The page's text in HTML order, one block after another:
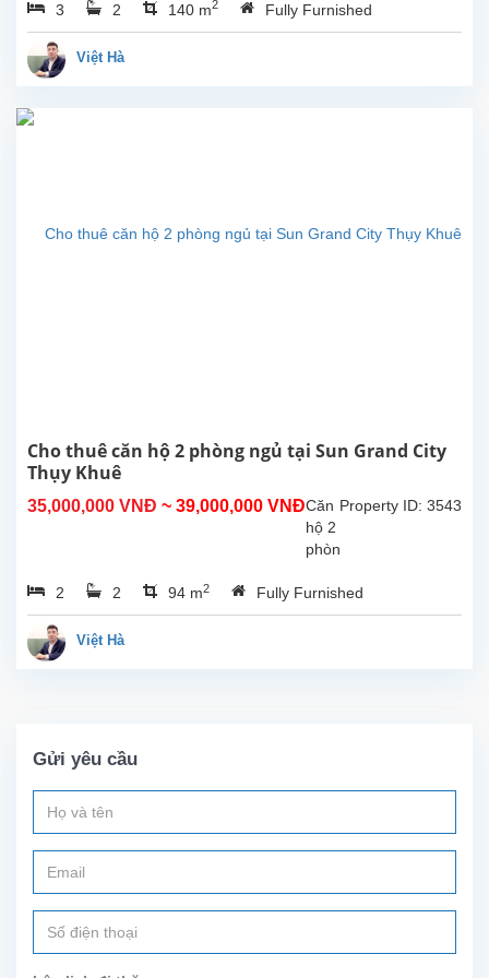
đẹp
ở
Tây
ngủ,
tắm,
bếp
khép
2...
3 2 140 m2 Fully Furnished
Việt Hà
Cho thuê căn hộ 2 phòng ngủ tại Sun Grand City
Thụy Khuê
35,000,000 VNĐ ~ 39,000,000 VNĐ Property ID: 3543
Căn
hộ 2
phòng
cho
thuê
tích
dụng
là
bao
2 2 94 m2 Fully Furnished
Việt Hà
Gửi yêu cầu